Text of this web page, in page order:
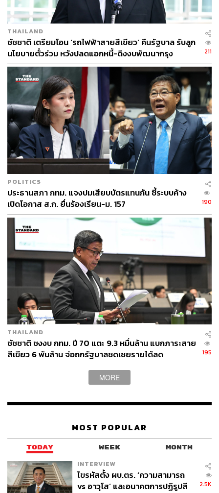
THAILAND
ชัชชาติ เตรียมโอน ‘รถไฟฟ้าสายสีเขียว’ คืนรัฐบาล รับลูก
นโยบายตั๋วร่วม หวังปลดแอกหนี้-ดึงงบพัฒนากรุง
211
POLITICS
ประธานสภา กทม. แจงปมเสียบบัตรแทนกัน ชี้ระบบค้าง
เปิดโอกาส ส.ก. ยื่นร้องเรียน-ม. 157
190
THAILAND
ชัชชาติ ชงงบ กทม. ปี 70 แตะ 9.3 หมื่นล้าน แบกภาระสาย
สีเขียว 6 พันล้าน จ่อถกรัฐบาลชดเชยรายได้ลด
195
MORE
MOST POPULAR
TODAY WEEK MONTH
INTERVIEW
ไขรหัสตั้ง ผบ.ตร. ‘ความสามารถ
vs อาวุโส’ และอนาคตการปฏิรูปสี
2.5K